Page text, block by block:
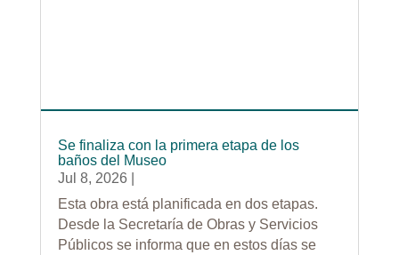
Se finaliza con la primera etapa de los
baños del Museo
Jul 8, 2026
Esta obra está planificada en dos etapas.
Desde la Secretaría de Obras y Servicios
Públicos se informa que en estos días se